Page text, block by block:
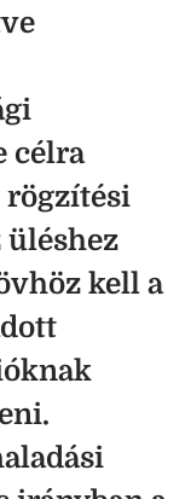
célra
üléshez
kell a